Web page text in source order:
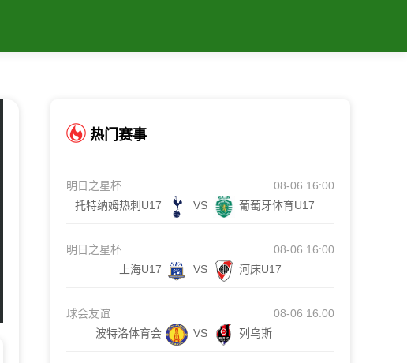
热门赛事
明日之星杯
08-06 16:00
托特纳姆热刺U17
VS 葡萄牙体育U17
明日之星杯
08-06 16:00
上海U17
VS 河床U17
球会友谊
08-06 16:00
波特洛体育会
VS 列乌斯